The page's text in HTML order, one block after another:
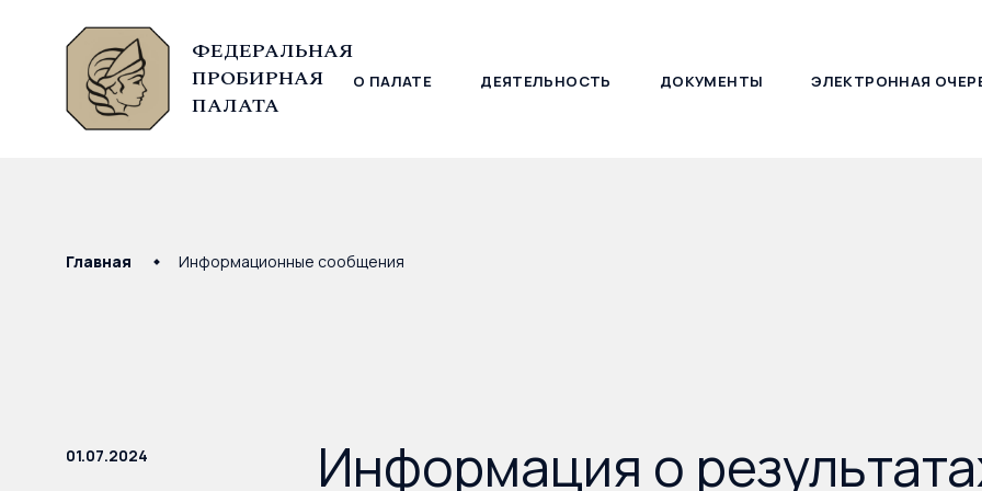
ФЕДЕРАЛЬНАЯ
ПРОБИРНАЯ
ПАЛАТА
О ПАЛАТЕ ДЕЯТЕЛЬНОСТЬ ДОКУМЕНТЫ ЭЛЕКТРОННАЯ
© Федеральная пробирная палата, 2026
Главная Информационные сообщения
01.07.2024 Информация о